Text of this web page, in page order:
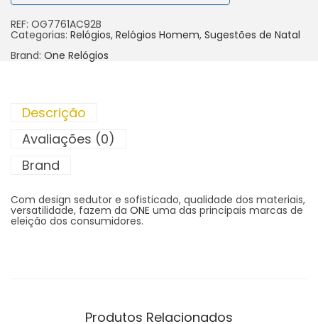
REF: OG7761AC92B
Categorias: Relógios, Relógios Homem, Sugestões de Natal
Brand: One Relógios
Descrição
Avaliações (0)
Brand
Com design sedutor e sofisticado, qualidade dos materiais,
versatilidade, fazem da ONE uma das principais marcas de
eleição dos consumidores.
Produtos Relacionados